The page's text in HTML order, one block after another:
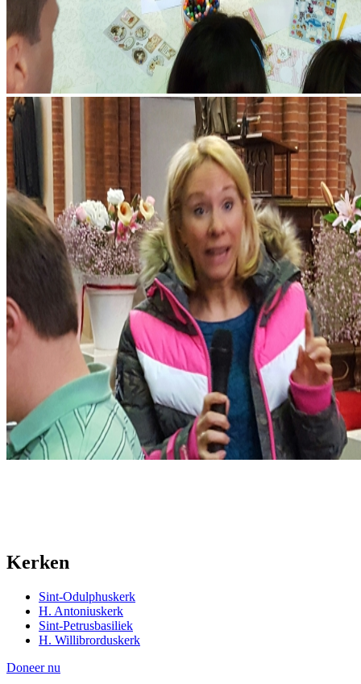
Kerken
Sint-Odulphuskerk
H. Antoniuskerk
Sint-Petrusbasiliek
H. Willibrorduskerk
Doneer nu